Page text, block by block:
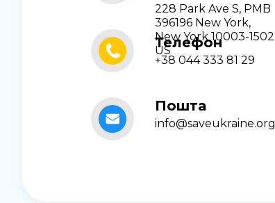
228 Park Ave S, PMB
396196 New York,
New York 10003-1502
US
Телефон
+38 044 333 81 29
Пошта
info@saveukraine.org